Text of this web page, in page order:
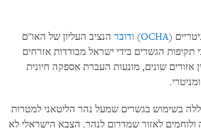
(
OCHA
) ודובר הנציב העליון של האו"ם
תקיפות הגשרים בידי ישראל מבודדות אזרחים
אזורים שונים, מונעות העברת אספקה חיונית
בשימוש בגשרים שמעל נהר הליטאני למטרות
ולוחמים לאזור שמדרום לנהר. הצבא הישראלי לא